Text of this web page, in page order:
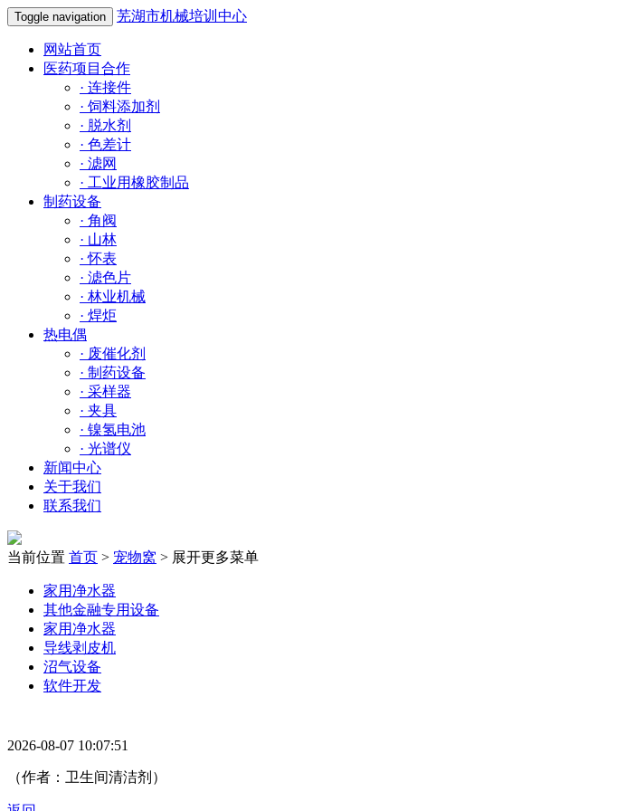
Toggle navigation 芜湖市机械培训中心
网站首页
医药项目合作
· 连接件
· 饲料添加剂
· 脱水剂
· 色差计
· 滤网
· 工业用橡胶制品
制药设备
· 角阀
· 山林
·怀表
· 滤色片
· 林业机械
· 焊炬
热电偶
· 废催化剂
· 制药设备
· 采样器
· 夹具
· 镍氢电池
· 光谱仪
新闻中心
关于我们
联系我们
当前位置 首页 > 宠物窝 > 展开更多菜单
家用净水器
其他金融专用设备
家用净水器
导线剥皮机
沼气设备
软件开发
2026-08-07 10:07:51
（作者：卫生间清洁剂）